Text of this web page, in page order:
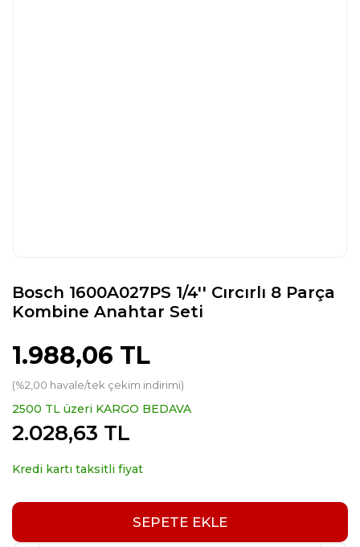
Bosch 1600A027PS 1/4'' Cırcırlı 8 Parça
Kombine Anahtar Seti
1.988,06 TL
(%2,00 havale/tek çekim indirimi)
2500 TL üzeri KARGO BEDAVA
2.028,63 TL
Kredi kartı taksitli fiyat
SEPETE EKLE